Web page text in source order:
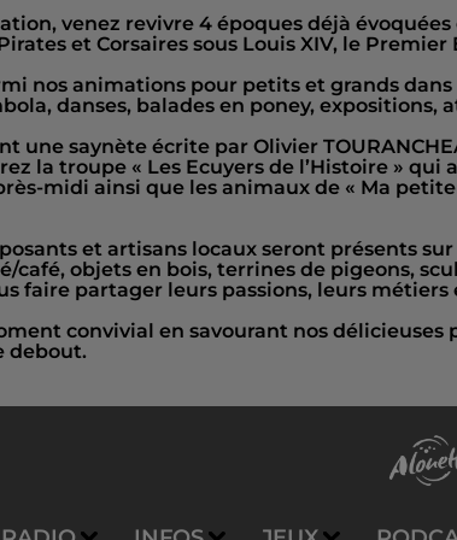
venez revivre 4 époques déjà
et Corsaires sous Louis XIV, le
nos animations pour petits et grands dans
danses, balades en poney, expositions,
une saynète écrite par Olivier
la troupe « Les Ecuyers de l’Histoire »
midi ainsi que les animaux de « Ma
et artisans locaux seront présents
café, objets en bois, terrines de pigeons,
faire partager leurs passions, leurs métiers
convivial en savourant nos délicieuses
debout.